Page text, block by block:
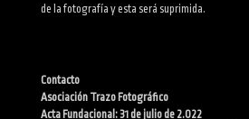
de la fotografía y esta será suprimida.
Contacto
Asociación Trazo Fotográfico
Acta Fundacional: 31 de julio de 2.022